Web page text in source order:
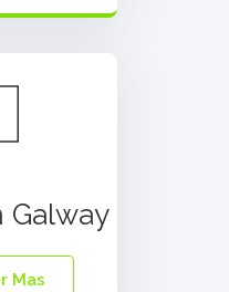
Galway
Mas